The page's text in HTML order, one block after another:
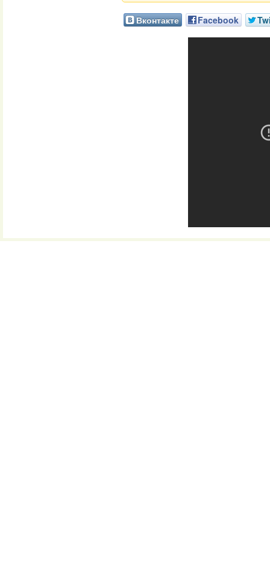
Вконтакте Facebook